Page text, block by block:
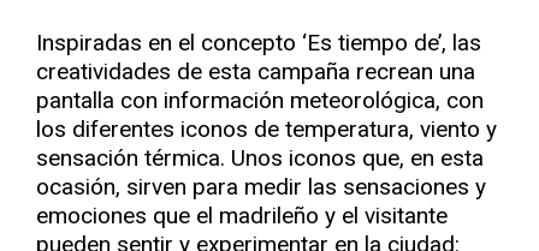
Inspiradas en el concepto ‘Es tiempo de’, las
creatividades de esta campaña recrean una
pantalla con información meteorológica, con
los diferentes iconos de temperatura, viento y
sensación térmica. Unos iconos que, en esta
ocasión, sirven para medir las sensaciones y
emociones que el madrileño y el visitante
pueden sentir y experimentar en la ciudad: